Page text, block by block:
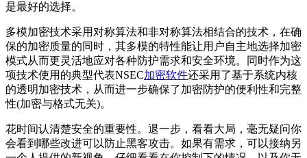
是最好的选择。
多模加密技术采用对称算法和非对称算法相结合的技术，在确
保的加密质量的同时，其多模的特性能让用户自主地选择加密
模式从而更灵活地应对各种防护需求和安全环境。同时作为这
项技术使用的典型代表NSEC加密软件还采用了基于系统内核
的透明加密技术，从而进一步确保了加密防护的便利性和完整
性(加密与格式无关)。
花时间认清楚安全的重要性。退一步，看看大局，毫无疑问你
会看到哪些改进可以防止黑客攻击。如果有需求，可以接纳另